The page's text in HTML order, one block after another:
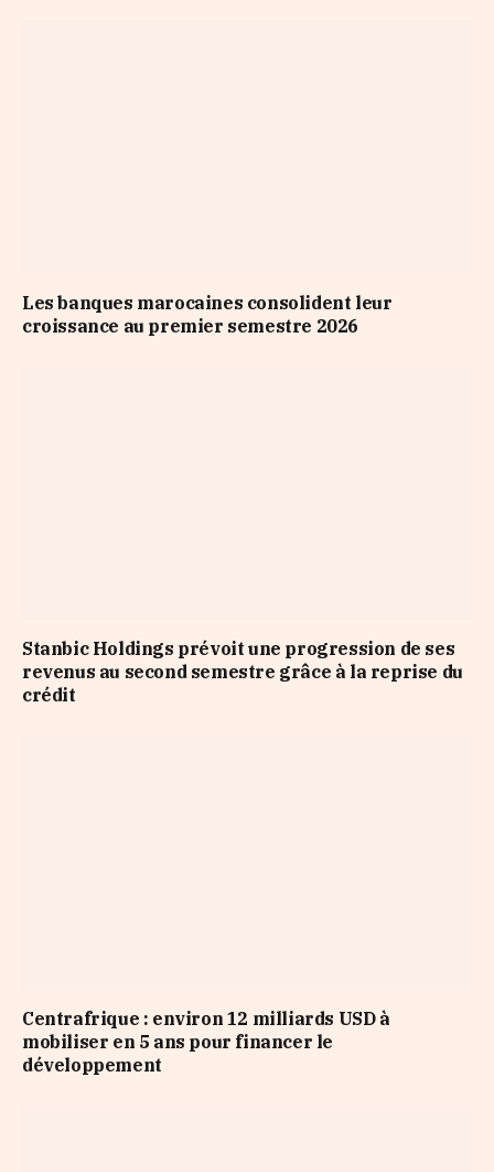
Les banques marocaines consolident leur
croissance au premier semestre 2026
Stanbic Holdings prévoit une progression de ses
revenus au second semestre grâce à la reprise du
crédit
Centrafrique : environ 12 milliards USD à
mobiliser en 5 ans pour financer le
développement